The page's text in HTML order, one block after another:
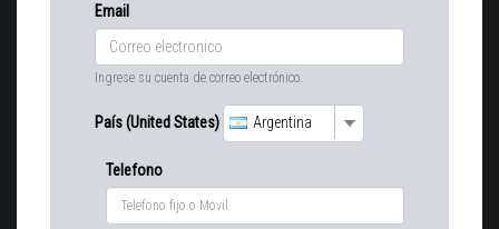
Email
Ingrese su cuenta de correo electrónico.
País (United States) Argentina
Telefono